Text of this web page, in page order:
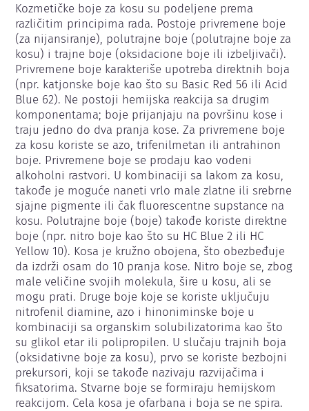
Kozmetičke boje za kosu su podeljene prema
različitim principima rada. Postoje privremene boje
(za nijansiranje), polutrajne boje (polutrajne boje za
kosu) i trajne boje (oksidacione boje ili izbeljivači).
Privremene boje karakteriše upotreba direktnih boja
(npr. katjonske boje kao što su Basic Red 56 ili Acid
Blue 62). Ne postoji hemijska reakcija sa drugim
komponentama; boje prijanjaju na površinu kose i
traju jedno do dva pranja kose. Za privremene boje
za kosu koriste se azo, trifenilmetan ili antrahinon
boje. Privremene boje se prodaju kao vodeni
alkoholni rastvori. U kombinaciji sa lakom za kosu,
takođe je moguće naneti vrlo male zlatne ili srebrne
sjajne pigmente ili čak fluorescentne supstance na
kosu. Polutrajne boje (boje) takođe koriste direktne
boje (npr. nitro boje kao što su HC Blue 2 ili HC
Yellow 10). Kosa je kružno obojena, što obezbeđuje
da izdrži osam do 10 pranja kose. Nitro boje se, zbog
male veličine svojih molekula, šire u kosu, ali se
mogu prati. Druge boje koje se koriste uključuju
nitrofenil diamine, azo i hinoniminske boje u
kombinaciji sa organskim solubilizatorima kao što
su glikol etar ili polipropilen. U slučaju trajnih boja
(oksidativne boje za kosu), prvo se koriste bezbojni
prekursori, koji se takođe nazivaju razvijačima i
fiksatorima. Stvarne boje se formiraju hemijskom
reakcijom. Cela kosa je ofarbana i boja se ne spira.